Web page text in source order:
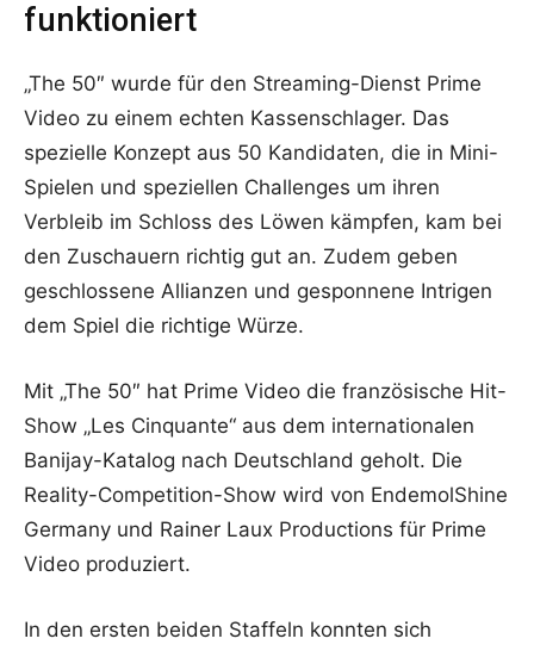
funktioniert
„The 50″ wurde für den Streaming-Dienst Prime
Video zu einem echten Kassenschlager. Das
spezielle Konzept aus 50 Kandidaten, die in Mini-
Spielen und speziellen Challenges um ihren
Verbleib im Schloss des Löwen kämpfen, kam bei
den Zuschauern richtig gut an. Zudem geben
geschlossene Allianzen und gesponnene Intrigen
dem Spiel die richtige Würze.
Mit „The 50″ hat Prime Video die französische Hit-
Show „Les Cinquante“ aus dem internationalen
Banijay-Katalog nach Deutschland geholt. Die
Reality-Competition-Show wird von EndemolShine
Germany und Rainer Laux Productions für Prime
Video produziert.
In den ersten beiden Staffeln konnten sich